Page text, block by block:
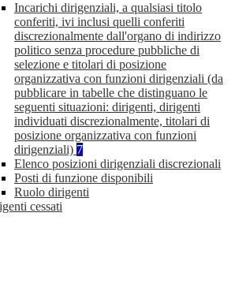
Incarichi dirigenziali, a qualsiasi titolo
conferiti, ivi inclusi quelli conferiti
discrezionalmente dall'organo di indirizzo
politico senza procedure pubbliche di
selezione e titolari di posizione
organizzativa con funzioni dirigenziali (da
pubblicare in tabelle che distinguano le
seguenti situazioni: dirigenti, dirigenti
individuati discrezionalmente, titolari di
posizione organizzativa con funzioni
dirigenziali) 7
Elenco posizioni dirigenziali discrezionali
Posti di funzione disponibili
Ruolo dirigenti
cessati